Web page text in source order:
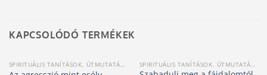
KAPCSOLÓDÓ TERMÉKEK